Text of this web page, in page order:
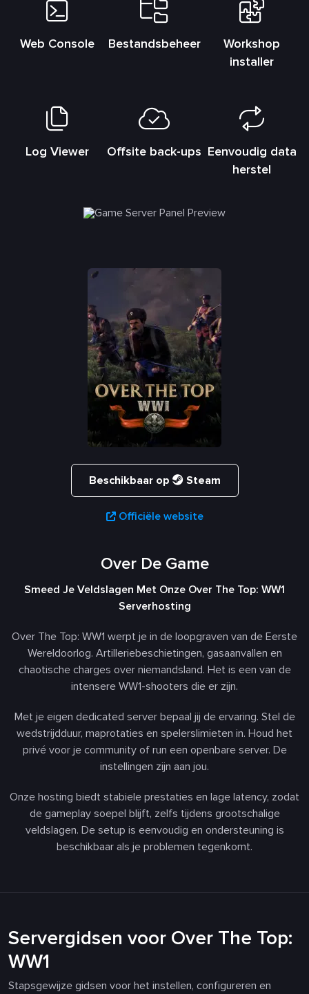
Web Console Bestandsbeheer
Workshop
installer
Log Viewer Offsite back-ups Eenvoudig data
herstel
Beschikbaar op Steam
Officiële website
Over De Game
Smeed Je Veldslagen Met Onze Over The Top: WW1
Serverhosting
Over The Top: WW1 werpt je in de loopgraven van de Eerste
Wereldoorlog. Artilleriebeschietingen, gasaanvallen en
chaotische charges over niemandsland. Het is een van de
intensere WW1-shooters die er zijn.
Met je eigen dedicated server bepaal jij de ervaring. Stel de
wedstrijdduur, maprotaties en spelerslimieten in. Houd het
privé voor je community of run een openbare server. De
instellingen zijn aan jou.
Onze hosting biedt stabiele prestaties en lage latency, zodat
de gameplay soepel blijft, zelfs tijdens grootschalige
veldslagen. De setup is eenvoudig en ondersteuning is
beschikbaar als je problemen tegenkomt.
Servergidsen voor Over The Top:
WW1
Stapsgewijze gidsen voor het instellen, configureren en